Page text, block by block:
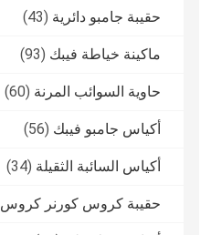
حقيبة جامبو دائرية (43)
ماكينة خياطة فيبك (93)
حاوية السوائب المرنة (60)
أكياس جامبو فيبك (56)
أكياس السائبة الثقيلة (34)
حقيبة كروس كورنر كروس